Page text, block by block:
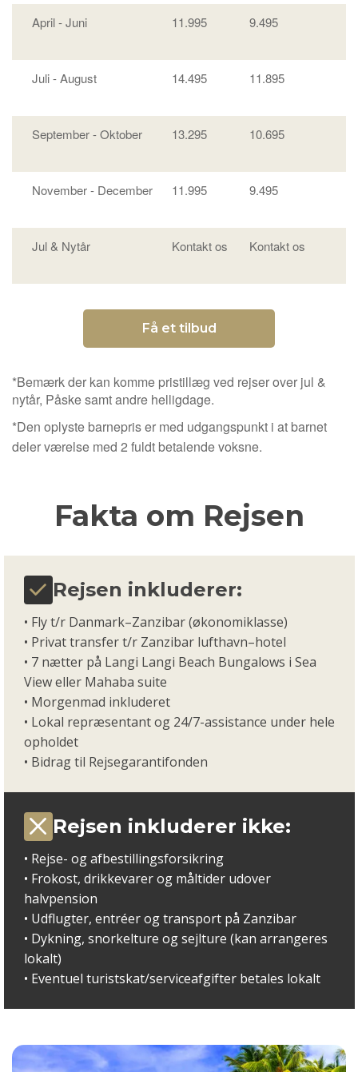
April - Juni 11.995 9.495
Juli - August 14.495 11.895
September - Oktober 13.295 10.695
November - December 11.995 9.495
Jul & Nytår Kontakt os Kontakt os
Få et tilbud
*Bemærk der kan komme pristillæg ved rejser over jul &
nytår, Påske samt andre helligdage.
*Den oplyste barnepris er med udgangspunkt i at barnet
deler værelse med 2 fuldt betalende voksne.
Fakta om Rejsen
Rejsen inkluderer:
• Fly t/r Danmark–Zanzibar (økonomiklasse)
• Privat transfer t/r Zanzibar lufthavn–hotel
• 7 nætter på Langi Langi Beach Bungalows i Sea
View eller Mahaba suite
• Morgenmad inkluderet
• Lokal repræsentant og 24/7-assistance under hele
opholdet
• Bidrag til Rejsegarantifonden
Rejsen inkluderer ikke:
• Rejse- og afbestillingsforsikring
• Frokost, drikkevarer og måltider udover
halvpension
• Udflugter, entréer og transport på Zanzibar
• Dykning, snorkelture og sejlture (kan arrangeres
lokalt)
• Eventuel turistskat/serviceafgifter betales lokalt